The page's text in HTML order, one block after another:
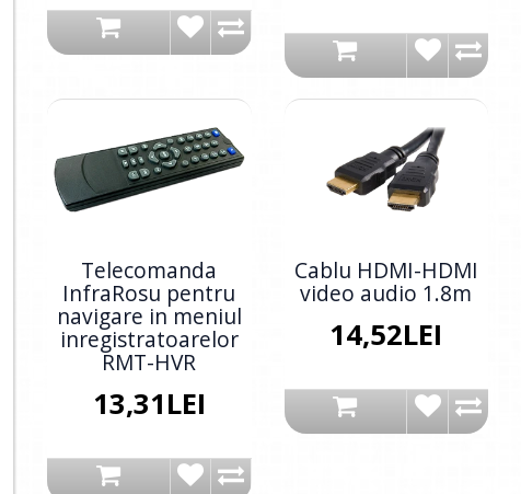
Telecomanda
InfraRosu pentru
navigare in meniul
inregistratoarelor
RMT-HVR
13,31LEI
Cablu HDMI-HDMI
video audio 1.8m
14,52LEI